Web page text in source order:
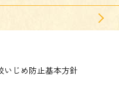
いじめ防止基本方針